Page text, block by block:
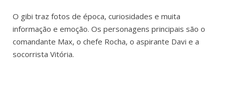
O gibi traz fotos de época, curiosidades e muita
informação e emoção. Os personagens principais são o
comandante Max, o chefe Rocha, o aspirante Davi e a
socorrista Vitória.